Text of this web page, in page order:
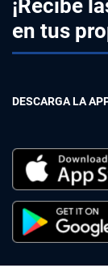
¡Recibe
en tus
DESCARGA LA